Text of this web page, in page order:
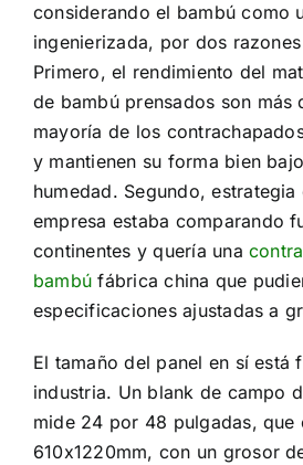
considerando el bambú como
ingenierizada, por dos
Primero, el rendimiento del
de bambú prensados son más
mayoría de los
y mantienen su forma bien
humedad. Segundo,
empresa estaba comparando
continentes y quería una
bambú fábrica china que
especificaciones ajustadas a
El tamaño del panel en sí está
industria. Un blank de campo
mide 24 por 48 pulgadas, que
610x1220mm, con un grosor